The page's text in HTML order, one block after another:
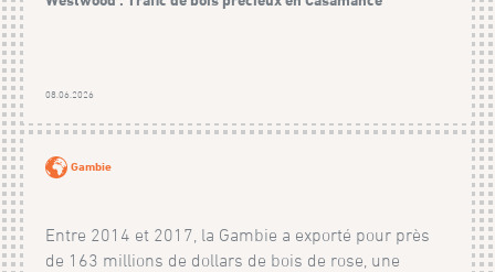
08.06.2026
Gambie
Entre 2014 et 2017, la Gambie a exporté pour près
de 163 millions de dollars de bois de rose, une